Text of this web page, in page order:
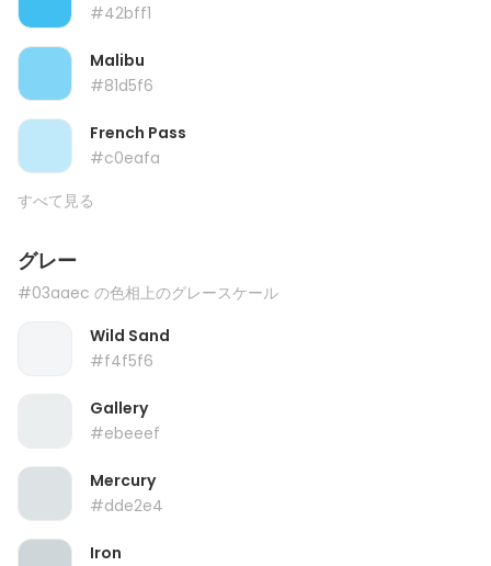
#42bff1
Malibu
#81d5f6
French Pass
#c0eafa
すべて見る
グレー
#03aaec の色相上のグレースケール
Wild Sand
#f4f5f6
Gallery
#ebeeef
Mercury
#dde2e4
Iron